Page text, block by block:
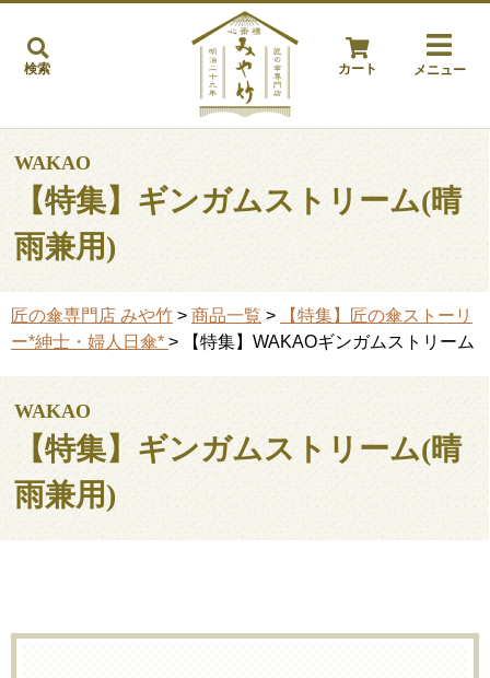
検索 カート メニュー
WAKAO
【特集】ギンガムストリーム(晴
雨兼用)
匠の傘専門店 みや竹 > 商品一覧 >
【特集】匠の傘ストーリ
ー*紳士・婦人日傘* > 【特集】WAKAOギンガムストリーム
WAKAO
【特集】ギンガムストリーム(晴
雨兼用)